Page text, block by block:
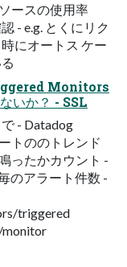
ースの使用率
- e.g. とくにリク
にオートス ケー
Monitors
いか？ - SSL
- Datadog
トののトレンド
ったかカウント -
のアラート件数 -
triggered
monitor